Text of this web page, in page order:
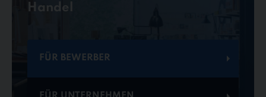
Handel
FÜR BEWERBER